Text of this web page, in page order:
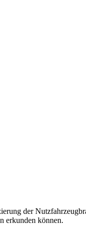
der
erkunden können.